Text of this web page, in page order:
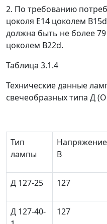
2. По требованию
цоколя Е14 цоколем
должна быть не более
цоколем В22d.
Таблица 3.1.4
Технические данные
свечеобразных типа Д
Тип
лампы
В
Д 127-25 127
Д 127-40-
127